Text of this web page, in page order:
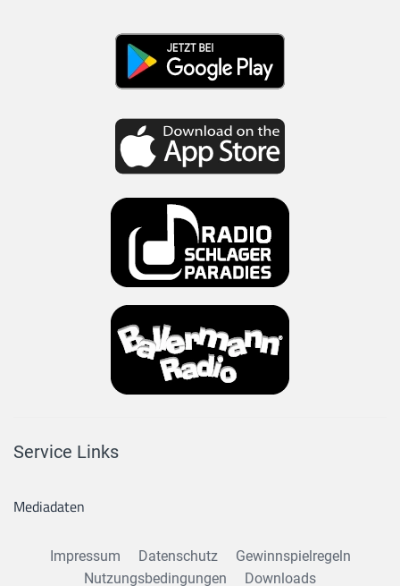
Service Links
Mediadaten
Impressum Datenschutz
Gewinnspielregeln
Nutzungsbedingungen
Downloads